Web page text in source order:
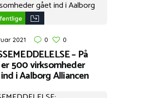
2021 0 0
– På
500 virksomheder
i Aalborg Alliancen